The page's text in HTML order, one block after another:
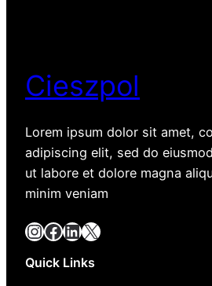
Cieszpol
Lorem ipsum dolor sit amet,
adipiscing elit, sed do
ut labore et dolore magna
minim veniam
InstagramFacebook LinkedIn X
Quick Links